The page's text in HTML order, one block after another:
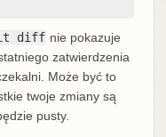
diff nie pokazuje
zatwierdzenia
Może być to
twoje zmiany są
pusty.